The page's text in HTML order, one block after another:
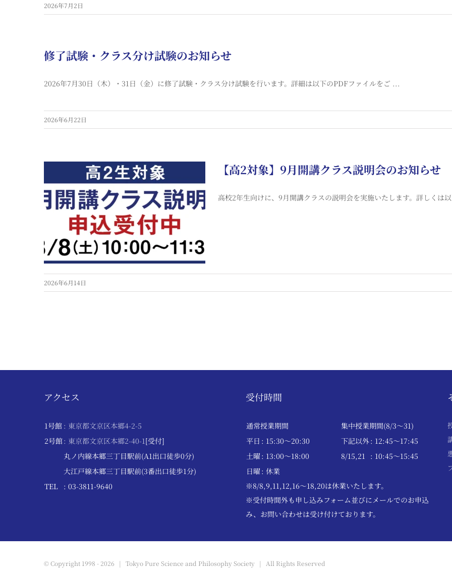
2026年7月2日
修了試験・クラス分け試験のお知らせ
2026年7月30日（木）・31日（金）に修了試験・クラス分け試験を行います。詳細は以下のPDFファイルをご ...
2026年6月22日
【高2対象】9月開講クラス説明会のお知らせ
高校2年生向けに、9月開講クラスの説明会を実施いたします。詳しくは
2026年6月14日
アクセス
1号館 : 東京都文京区本郷4-2-5
2号館: 東京都文京区本郷2-40-1[受付]
丸ノ内線本郷三丁目駅前(A1出口徒歩0分)
大江戸線本郷三丁目駅前(3番出口徒歩1分)
TEL : 03-3811-9640
受付時間
通常授業期間
集中授業期間(8/3～31)
平日 : 15:30〜20:30 下記以外: 12:45〜17:45
土曜 : 13:00〜18:00 8/15,21
: 10:45〜15:45
日曜 : 休業
※8/8,9,11,12,16～18,20は休業いたします。
※受付時間外も申し込みフォーム並びにメールでのお申込
み、お問い合わせは受け付けております。
© Copyright 1998 - 2026 | Tokyo Pure Science and Philosophy Society | All Rights Reserved